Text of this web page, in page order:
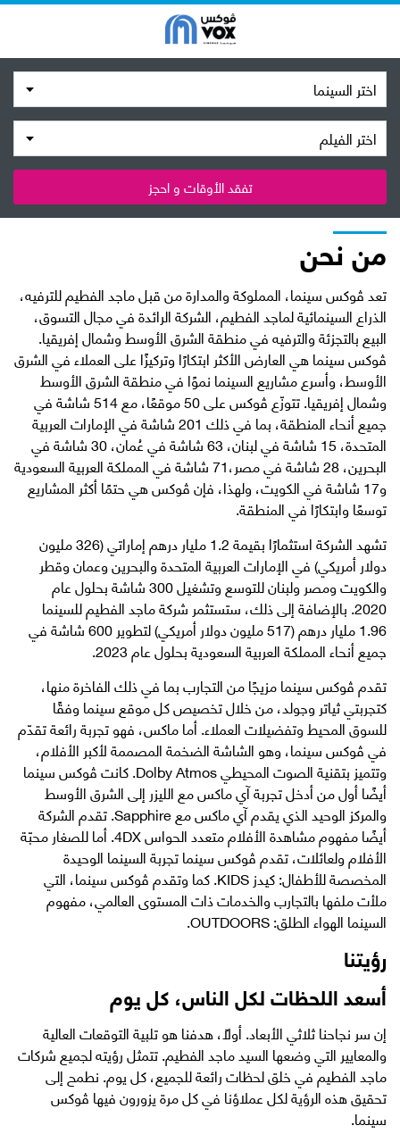
اختر السينما
اختر الفيلم
تفقد الأوقات و احجز
من نحن
تعد ڤوكس سينما، المملوكة والمدارة من قبل ماجد الفطيم للترفيه،
الذراع السينمائية لماجد الفطيم، الشركة الرائدة في مجال التسوق،
البيع بالتجزئة والترفيه في منطقة الشرق الأوسط وشمال إفريقيا.
ڤوكس سينما هي العارض الأكثر ابتكارًا وتركيزًا على العملاء في الشرق
الأوسط، وأسرع مشاريع السينما نموًا في منطقة الشرق الأوسط
وشمال إفريقيا. تتوزّع ڤوكس على 50 موقعًا، مع 514 شاشة في
جميع أنحاء المنطقة، بما في ذلك 201 شاشة في الإمارات العربية
المتحدة، 15 شاشة في لبنان، 63 شاشة في عُمان، 30 شاشة في
البحرين، 28 شاشة في مصر،71 شاشة في المملكة العربية السعودية
و17 شاشة في الكويت، ولهذا، فإن ڤوكس هي حتمًا أكثر المشاريع
توسعًا وابتكارًا في المنطقة.
تشهد الشركة استثمارًا بقيمة 1.2 مليار درهم إماراتي (326 مليون
دولار أمريكي) في الإمارات العربية المتحدة والبحرين وعمان وقطر
والكويت ومصر ولبنان للتوسع وتشغيل 300 شاشة بحلول عام
2020. بالإضافة إلى ذلك، ستستثمر شركة ماجد الفطيم للسينما
1.96 مليار درهم (517 مليون دولار أمريكي) لتطوير 600 شاشة في
جميع أنحاء المملكة العربية السعودية بحلول عام 2023.
تقدم ڤوكس سينما مزيجًا من التجارب بما في ذلك الفاخرة منها،
كتجربتي ثياتر وجولد، من خلال تخصيص كل موقع سينما وفقًا
للسوق المحيط وتفضيلات العملاء. أما ماكس، فهو تجربة رائعة تقدّم
في ڤوكس سينما، وهو الشاشة الضخمة المصممة لأكبر الأفلام،
وتتميز بتقنية الصوت المحيطي Dolby Atmos. كانت ڤوكس سينما
أيضًا أول من أدخل تجربة آي ماكس مع الليزر إلى الشرق الأوسط
والمركز الوحيد الذي يقدم آي ماكس مع Sapphire. تقدم الشركة
أيضًا مفهوم مشاهدة الأفلام متعدد الحواس 4DX. أما للصغار محبّة
الأفلام ولعائلات، تقدم ڤوكس سينما تجربة السينما الوحيدة
المخصصة للأطفال: كيدز KIDS. كما وتقدم ڤوكس سينما، التي
ملأت ملفها بالتجارب والخدمات ذات المستوى العالمي، مفهوم
السينما الهواء الطلق: OUTDOORS.
رؤيتنا
أسعد اللحظات لكل الناس، كل يوم
إن سر نجاحنا ثلاثي الأبعاد. أولاً، هدفنا هو تلبية التوقعات العالية
والمعايير التي وضعها السيد ماجد الفطيم. تتمثل رؤيته لجميع شركات
ماجد الفطيم في خلق لحظات رائعة للجميع، كل يوم. نطمح إلى
تحقيق هذه الرؤية لكل عملاؤنا في كل مرة يزورون فيها ڤوكس
سينما.